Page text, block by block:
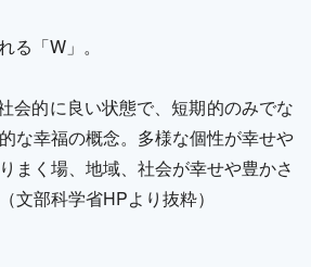
る「W」。
会的に良い状態で、短期的のみでな
な幸福の概念。多様な個性が幸せや
まく場、地域、社会が幸せや豊かさ
文部科学省HPより抜粋）